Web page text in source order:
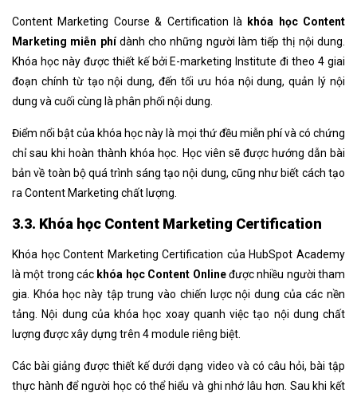
Content Marketing Course & Certification là khóa học Content
Marketing miễn phídành cho những người làm tiếp thị nội dung.
Khóa học này được thiết kế bởi E-marketing Institute đi theo 4 giai
đoạn chính từ tạo nội dung, đến tối ưu hóa nội dung, quản lý nội
dung và cuối cùng là phân phối nội dung.
Điểm nổi bật của khóa học này là mọi thứ đều miễn phí và có chứng
chỉ sau khi hoàn thành khóa học. Học viên sẽ được hướng dẫn bài
bản về toàn bộ quá trình sáng tạo nội dung, cũng như biết cách tạo
ra Content Marketing chất lượng.
3.3. Khóa học Content Marketing Certification
Khóa học Content Marketing Certification của HubSpot Academy
là một trong các khóa học Content Onlineđược nhiều người tham
gia. Khóa học này tập trung vào chiến lược nội dung của các nền
tảng. Nội dung của khóa học xoay quanh việc tạo nội dung chất
lượng được xây dựng trên 4 module riêng biệt.
Các bài giảng được thiết kế dưới dạng video và có câu hỏi, bài tập
thực hành để người học có thể hiểu và ghi nhớ lâu hơn. Sau khi kết